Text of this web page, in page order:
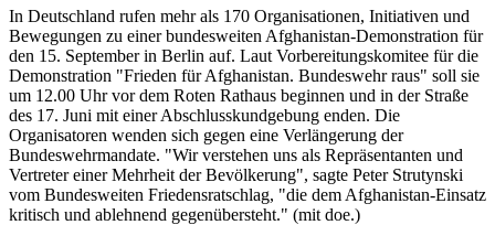
In Deutschland rufen mehr als 170 Organisationen, Initiativen und
Bewegungen zu einer bundesweiten Afghanistan-Demonstration für
den 15. September in Berlin auf. Laut Vorbereitungskomitee für die
Demonstration "Frieden für Afghanistan. Bundeswehr raus" soll sie
um 12.00 Uhr vor dem Roten Rathaus beginnen und in der Straße
des 17. Juni mit einer Abschlusskundgebung enden. Die
Organisatoren wenden sich gegen eine Verlängerung der
Bundeswehrmandate. "Wir verstehen uns als Repräsentanten und
Vertreter einer Mehrheit der Bevölkerung", sagte Peter Strutynski
vom Bundesweiten Friedensratschlag, "die dem Afghanistan-Einsatz
kritisch und ablehnend gegenübersteht." (mit doe.)